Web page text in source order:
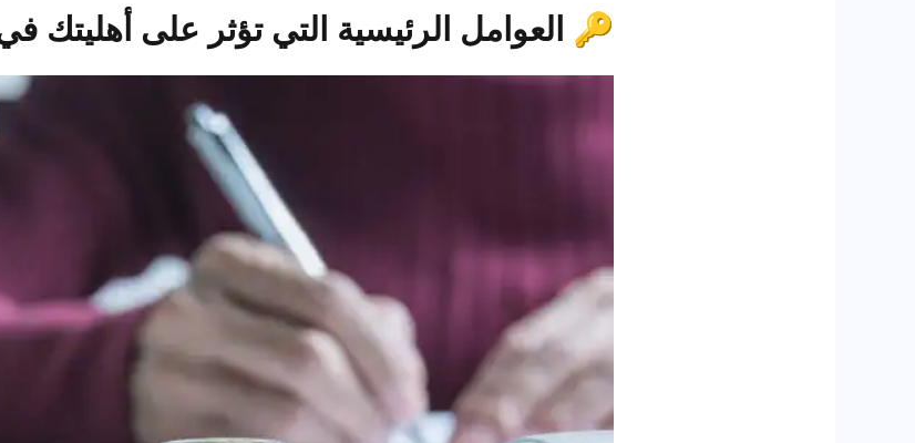
🔑 العوامل الرئيسية التي تؤثر على أهليتك في